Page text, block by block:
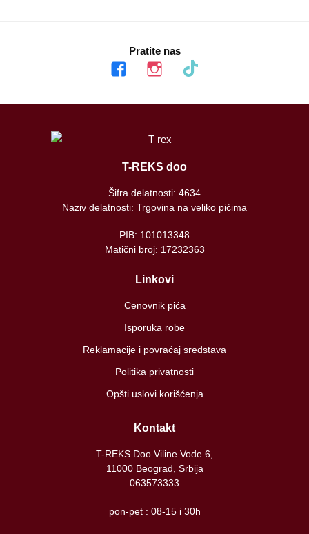
Pratite nas
facebook instagram tiktok
T-REKS doo
Šifra delatnosti: 4634
Naziv delatnosti: Trgovina na veliko pićima
PIB: 101013348
Matični broj: 17232363
Linkovi
Cenovnik pića
Isporuka robe
Reklamacije i povraćaj sredstava
Politika privatnosti
Opšti uslovi korišćenja
Kontakt
T-REKS Doo Viline Vode 6,
11000 Beograd, Srbija
063573333
pon-pet : 08-15 i 30h